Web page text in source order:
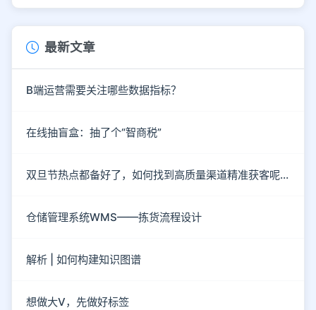
最新文章
B端运营需要关注哪些数据指标？
在线抽盲盒：抽了个“智商税”
双旦节热点都备好了，如何找到高质量渠道精准获客呢？
仓储管理系统WMS——拣货流程设计
解析 | 如何构建知识图谱
想做大V，先做好标签